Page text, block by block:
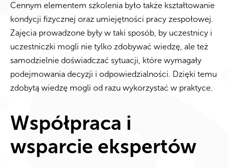
Cennym elementem szkolenia było także kształtowanie
kondycji fizycznej oraz umiejętności pracy zespołowej.
Zajęcia prowadzone były w taki sposób, by uczestnicy i
uczestniczki mogli nie tylko zdobywać wiedzę, ale też
samodzielnie doświadczać sytuacji, które wymagały
podejmowania decyzji i odpowiedzialności. Dzięki temu
zdobytą wiedzę mogli od razu wykorzystać w praktyce.
Współpraca i
wsparcie ekspertów